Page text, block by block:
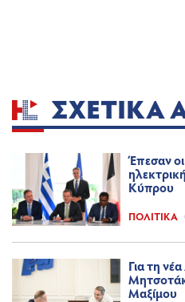
ΣΧΕΤΙΚΆ
Έπεσαν
Κύπρου
ΠΟΛΙΤΙΚΆ
Για τη
Μαξίμου